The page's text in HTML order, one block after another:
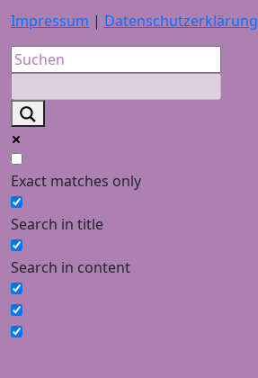
Impressum | Datenschutzerklärung
Exact matches only
Search in title
Search in content